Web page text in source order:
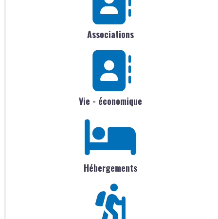
Associations
Vie - économique
Hébergements